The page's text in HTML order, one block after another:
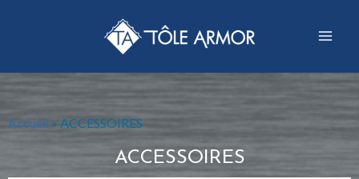
Accueil » ACCESSOIRES
ACCESSOIRES